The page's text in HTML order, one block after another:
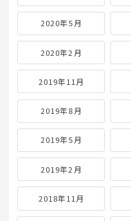
2020年5月
2020年2月
2019年11月
2019年8月
2019年5月
2019年2月
2018年11月